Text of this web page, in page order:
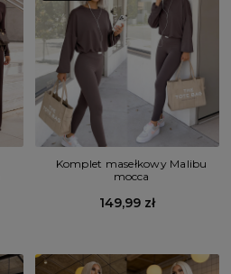
Komplet masełkowy Malibu
mocca
149,99 zł